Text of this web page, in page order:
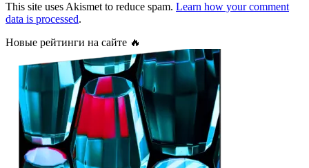
This site uses Akismet to reduce spam. Learn how your comment
data is processed.
Новые рейтинги на сайте 🔥